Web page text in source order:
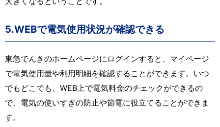
5.WEBで電気使用状況が確認できる
東急でんきのホームページにログインすると、マイページ
で電気使用量や利用明細を確認することができます。いつ
でもどこでも、WEB上で電気料金のチェックができるの
で、電気の使いすぎの防止や節電に役立てることができま
す。